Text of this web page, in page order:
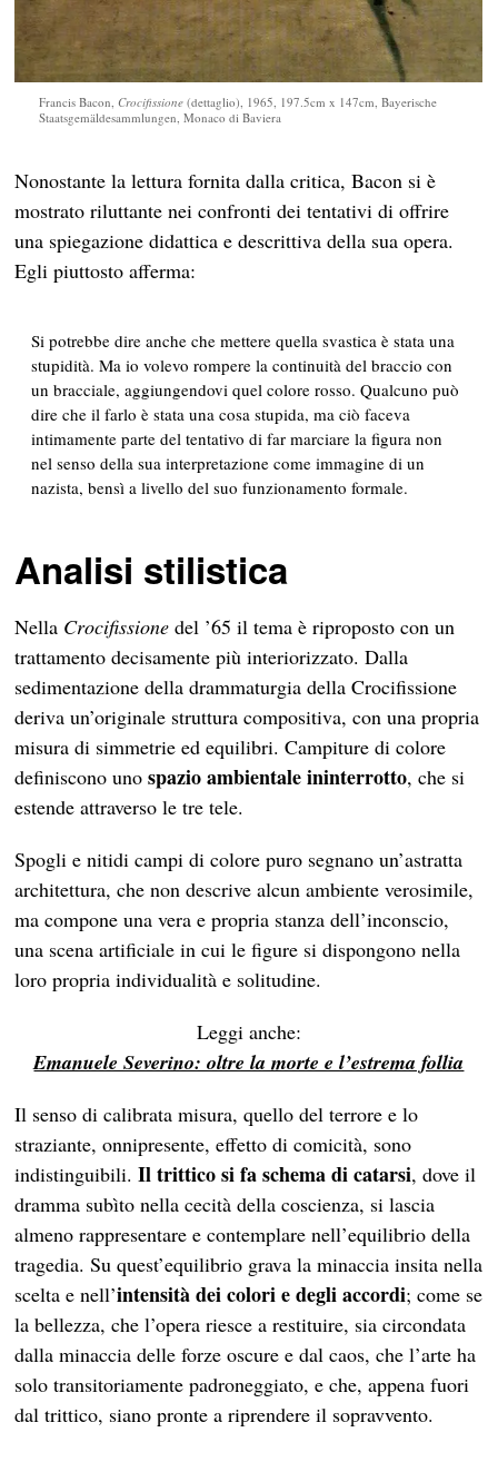
Francis Bacon, Crocifissione(dettaglio), 1965, 197.5cm x 147cm, Bayerische
Staatsgemäldesammlungen, Monaco di Baviera
Nonostante la lettura fornita dalla critica, Bacon si è
mostrato riluttante nei confronti dei tentativi di offrire
una spiegazione didattica e descrittiva della sua opera.
Egli piuttosto afferma:
Si potrebbe dire anche che mettere quella svastica è stata una
stupidità. Ma io volevo rompere la continuità del braccio con
un bracciale, aggiungendovi quel colore rosso. Qualcuno può
dire che il farlo è stata una cosa stupida, ma ciò faceva
intimamente parte del tentativo di far marciare la figura non
nel senso della sua interpretazione come immagine di un
nazista, bensì a livello del suo funzionamento formale.
Analisi stilistica
Nella Crocifissione del ’65 il tema è riproposto con un
trattamento decisamente più interiorizzato. Dalla
sedimentazione della drammaturgia della Crocifissione
deriva un’originale struttura compositiva, con una propria
misura di simmetrie ed equilibri. Campiture di colore
definiscono unospazio ambientale ininterrotto, che si
estende attraverso le tre tele.
Spogli e nitidi campi di colore puro segnano un’astratta
architettura, che non descrive alcun ambiente verosimile,
ma compone una vera e propria stanza dell’inconscio,
una scena artificiale in cui le figure si dispongono nella
loro propria individualità e solitudine.
Leggi anche:
Emanuele Severino: oltre la morte e l’estrema follia
Il senso di calibrata misura, quello del terrore e lo
straziante, onnipresente, effetto di comicità, sono
indistinguibili.Il trittico si fa schema di catarsi, dove il
dramma subìto nella cecità della coscienza, si lascia
almeno rappresentare e contemplare nell’equilibrio della
tragedia. Su quest’equilibrio grava la minaccia insita nella
scelta e nell’intensità dei colori e degli accordi; come se
la bellezza, che l’opera riesce a restituire, sia circondata
dalla minaccia delle forze oscure e dal caos, che l’arte ha
solo transitoriamente padroneggiato, e che, appena fuori
dal trittico, siano pronte a riprendere il sopravvento.